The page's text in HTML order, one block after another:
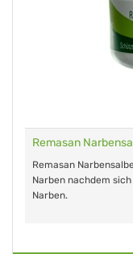
Remasan
Remasan
Narben nachdem
Narben.